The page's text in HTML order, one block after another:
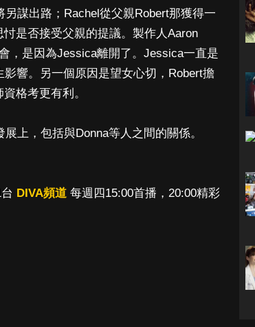
謀出路；Rachel從父親Robert那獲得一
是否接受父親的提議。製作人Aaron
，是因為Jessica離開了。Jessica一直是
響。另一個原因是望女心切，Robert擔
格考更有利。
上，包括與Donna等人之間的關係。
DIVA頻道 每週四15:00首播，20:00精彩